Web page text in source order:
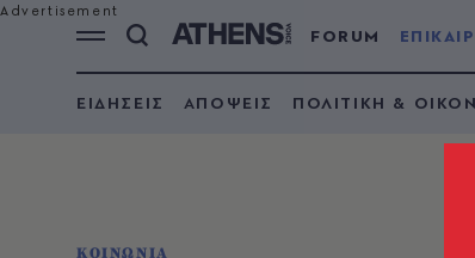
FORUM
ΕΙΔΗΣΕΙΣ ΑΠΟΨΕΙΣ ΠΟΛΙΤΙΚΗ &
ΚΟΙΝΩΝΙΑ